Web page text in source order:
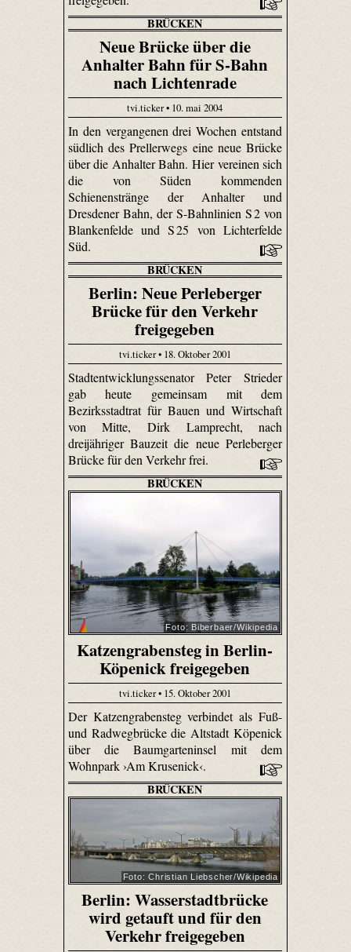
BRÜCKEN
Neue Brücke über die
Anhalter Bahn für S-Bahn
nach Lichtenrade
tvi.ticker • 10. mai 2004
In den vergangenen drei Wochen entstand
südlich des Prellerwegs eine neue Brücke
über die Anhalter Bahn. Hier vereinen sich
die von Süden kommenden
Schienenstränge der Anhalter und
Dresdener Bahn, der S-Bahnlinien S 2 von
Blankenfelde und S 25 von Lichterfelde
Süd.
BRÜCKEN
Berlin: Neue Perleberger
Brücke für den Verkehr
freigegeben
tvi.ticker • 18. Oktober 2001
Stadtentwicklungssenator Peter Strieder
gab heute gemeinsam mit dem
Bezirksstadtrat für Bauen und Wirtschaft
von Mitte, Dirk Lamprecht, nach
dreijähriger Bauzeit die neue Perleberger
Brücke für den Verkehr frei.
BRÜCKEN
Foto: Biberbaer/Wikipedia
Katzengrabensteg in Berlin-
Köpenick freigegeben
tvi.ticker • 15. Oktober 2001
Der Katzengrabensteg verbindet als Fuß-
und Radwegbrücke die Altstadt Köpenick
über die Baumgarteninsel mit dem
Wohnpark ›Am Krusenick‹.
BRÜCKEN
Foto: Christian Liebscher/Wikipedia
Berlin: Wasserstadtbrücke
wird getauft und für den
Verkehr freigegeben